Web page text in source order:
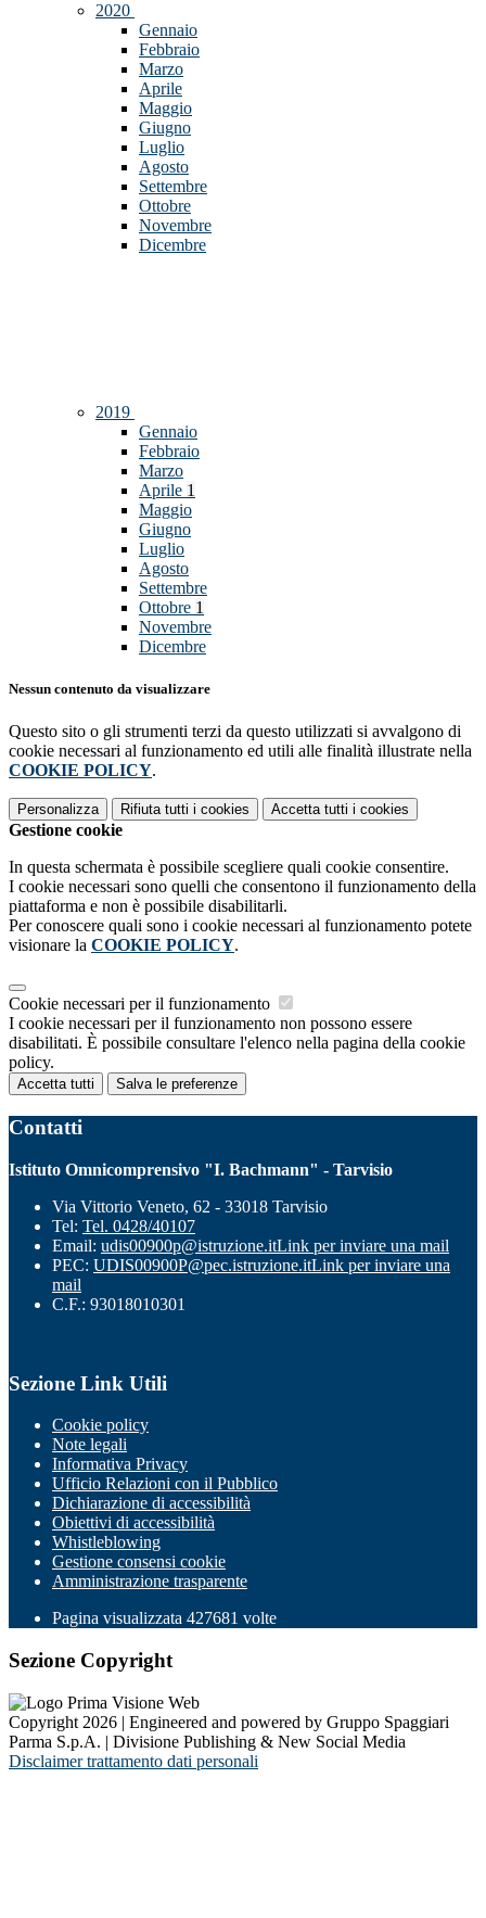
2020
Gennaio
Febbraio
Marzo
Aprile
Maggio
Giugno
Luglio
Agosto
Settembre
Ottobre
Novembre
Dicembre
2019
Gennaio
Febbraio
Marzo
Aprile 1
Maggio
Giugno
Luglio
Agosto
Settembre
Ottobre 1
Novembre
Dicembre
Nessun contenuto da visualizzare
Questo sito o gli strumenti terzi da questo utilizzati si avvalgono di
cookie necessari al funzionamento ed utili alle finalità illustrate nella
COOKIE POLICY.
Personalizza Rifiuta tutti i cookies Accetta tutti i cookies
Gestione cookie
In questa schermata è possibile scegliere quali cookie consentire.
I cookie necessari sono quelli che consentono il funzionamento della
piattaforma e non è possibile disabilitarli.
Per conoscere quali sono i cookie necessari al funzionamento potete
visionare la COOKIE POLICY.
Cookie necessari per il funzionamento
I cookie necessari per il funzionamento non possono essere
disabilitati. È possibile consultare l'elenco nella pagina della cookie
policy.
Accetta tutti Salva le preferenze
Contatti
Istituto Omnicomprensivo "I. Bachmann" - Tarvisio
Via Vittorio Veneto, 62 - 33018 Tarvisio
Tel: Tel. 0428/40107
Email: udis00900p@istruzione.itLink per inviare una mail
PEC: UDIS00900P@pec.istruzione.itLink per inviare una
mail
C.F.: 93018010301
Sezione Link Utili
Cookie policy
Note legali
Informativa Privacy
Ufficio Relazioni con il Pubblico
Dichiarazione di accessibilità
Obiettivi di accessibilità
Whistleblowing
Gestione consensi cookie
Amministrazione trasparente
Pagina visualizzata 427681 volte
Sezione Copyright
Copyright 2026 | Engineered and powered by Gruppo Spaggiari
Parma S.p.A. | Divisione Publishing & New Social Media
Disclaimer trattamento dati personali